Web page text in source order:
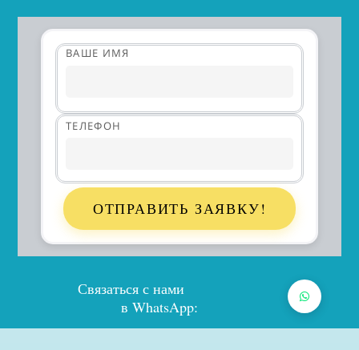
ВАШЕ ИМЯ
ТЕЛЕФОН
ОТПРАВИТЬ ЗАЯВКУ!
Связаться с нами
в WhatsApp: